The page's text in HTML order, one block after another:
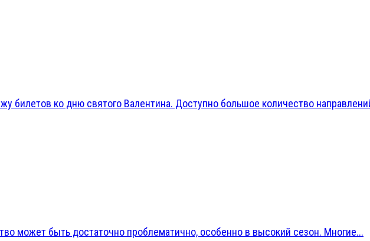
билетов ко дню святого Валентина. Доступно большое количество
может быть достаточно проблематично, особенно в высокий сезон. Многие...